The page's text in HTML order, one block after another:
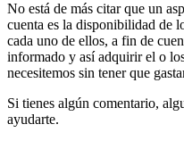
No está de más citar que un
cuenta es la disponibilidad de
cada uno de ellos, a fin de
informado y así adquirir el o
necesitemos sin tener que
Si tienes algún comentario,
ayudarte.